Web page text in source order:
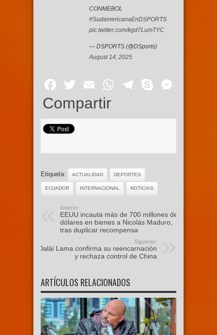
CONMEBOL
#SudamericanaEnDSPORTS
pic.twitter.com/kgd7LumTYC
— DSPORTS (@DSports)
August 14, 2025
Facebook
Twitter
EmailWhatsApp
Telegram
Skype
Compartir
Etiqueta: ACTUALIDAD DEPORTES
ECUADOR INTERNACIONAL NOTICIAS
Anterior:
EEUU incauta más de 700 millones de
dólares en bienes a Nicolás Maduro,
tras duplicar recompensa
Siguiente:
Dalái Lama confirma su reencarnación
y rechaza control de China
ARTÍCULOS RELACIONADOS